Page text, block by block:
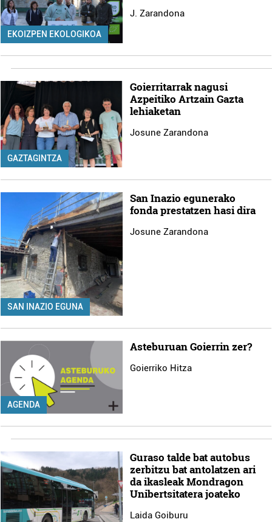
EKOIZPEN EKOLOGIKOA
J. Zarandona
GAZTAGINTZA
Goierritarrak nagusi
Azpeitiko Artzain Gazta
lehiaketan
Josune Zarandona
SAN INAZIO EGUNA
San Inazio egunerako
fonda prestatzen hasi dira
Josune Zarandona
AGENDA
Asteburuan Goierrin zer?
Goierriko Hitza
Guraso talde bat autobus
zerbitzu bat antolatzen ari
da ikasleak Mondragon
Unibertsitatera joateko
Laida Goiburu